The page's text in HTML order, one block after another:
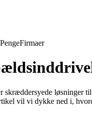
PengeFirmaer
løsninger
vil vi dykke ned i,